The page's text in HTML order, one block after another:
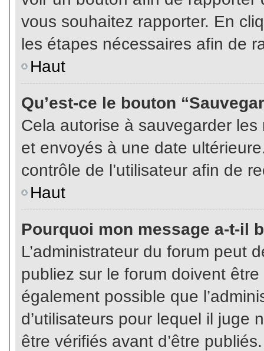
vous souhaitez rapporter. En
les étapes nécessaires afin de
Haut
Qu’est-ce le bouton
Cela autorise à sauvegarder
et envoyés à une date
contrôle de l’utilisateur afin de
Haut
Pourquoi mon message a-t-il
L’administrateur du forum peut
publiez sur le forum doivent
également possible que
d’utilisateurs pour lequel il juge
être vérifiés avant d’être